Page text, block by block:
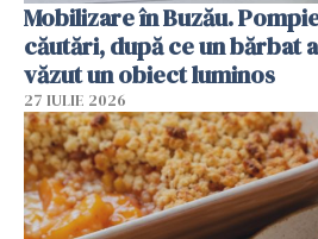
Mobilizare în Buzău.
căutări, după ce un bărbat a
văzut un obiect luminos
27 IULIE 2026